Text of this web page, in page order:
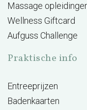
Massage
Wellness Giftcard
Aufguss Challenge
Praktische info
Entreeprijzen
Badenkaarten